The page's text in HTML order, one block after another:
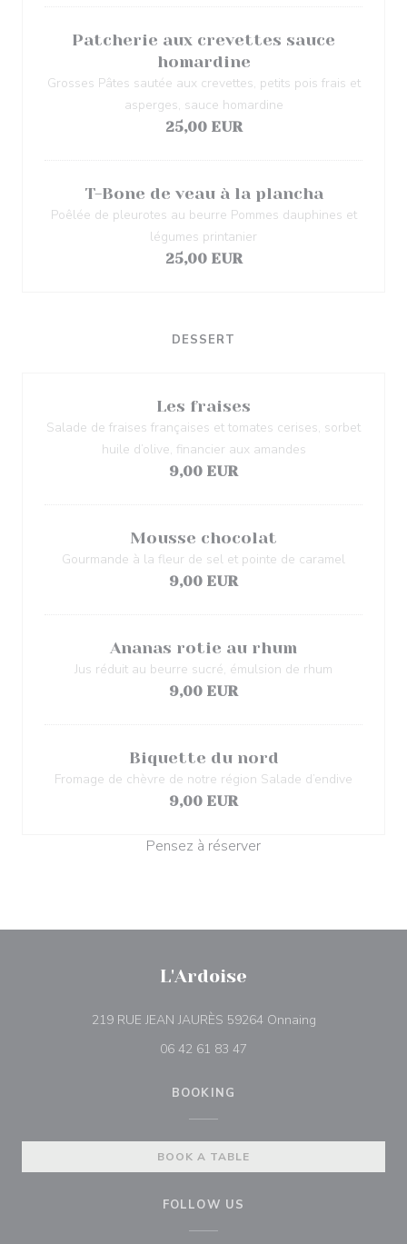
Patcherie aux crevettes sauce
homardine
Grosses Pâtes sautée aux crevettes, petits pois frais et
asperges, sauce homardine
25,00 EUR
T-Bone de veau à la plancha
Poêlée de pleurotes au beurre Pommes dauphines et
légumes printanier
25,00 EUR
DESSERT
Les fraises
Salade de fraises françaises et tomates cerises, sorbet
huile d’olive, financier aux amandes
9,00 EUR
Mousse chocolat
Gourmande à la fleur de sel et pointe de caramel
9,00 EUR
Ananas rotie au rhum
Jus réduit au beurre sucré, émulsion de rhum
9,00 EUR
Biquette du nord
Fromage de chèvre de notre région Salade d’endive
9,00 EUR
Pensez à réserver
L'Ardoise
219 RUE JEAN JAURÈS 59264 Onnaing((opens in a
06 42 61 83 47
BOOKING
BOOK A TABLE
FOLLOW US